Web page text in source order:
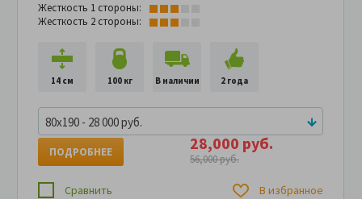
Жесткость 1 стороны:
Жесткость 2 стороны:
14 см 100 кг В наличии 2 года
80x190 - 28 000 руб.
28,000 руб.
56,000 руб.
ПОДРОБНЕЕ
Сравнить В избранное